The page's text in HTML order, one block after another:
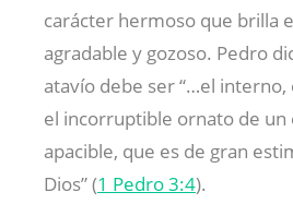
carácter hermoso que brilla
agradable y gozoso. Pedro
atavío debe ser “…el interno,
el incorruptible ornato de un
apacible, que es de gran
Dios” (1 Pedro 3:4).